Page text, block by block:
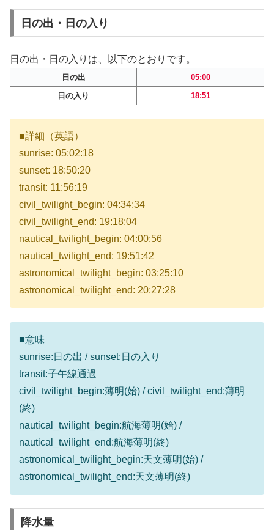
日の出・日の入り
日の出・日の入りは、以下のとおりです。
日の出
05:00
日の入り
18:51
■詳細（英語）
sunrise: 05:02:18
sunset: 18:50:20
transit: 11:56:19
civil_twilight_begin: 04:34:34
civil_twilight_end: 19:18:04
nautical_twilight_begin: 04:00:56
nautical_twilight_end: 19:51:42
astronomical_twilight_begin: 03:25:10
astronomical_twilight_end: 20:27:28
■意味
sunrise:日の出 / sunset:日の入り
transit:子午線通過
civil_twilight_begin:薄明(始) / civil_twilight_end:薄明
(終)
nautical_twilight_begin:航海薄明(始) /
nautical_twilight_end:航海薄明(終)
astronomical_twilight_begin:天文薄明(始) /
astronomical_twilight_end:天文薄明(終)
降水量